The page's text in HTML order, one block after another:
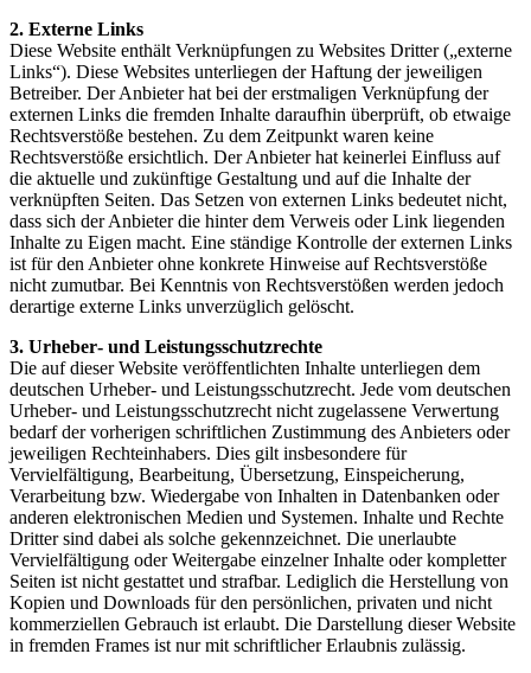
2. Externe Links
Diese Website enthält Verknüpfungen zu Websites Dritter („externe
Links“). Diese Websites unterliegen der Haftung der jeweiligen
Betreiber. Der Anbieter hat bei der erstmaligen Verknüpfung der
externen Links die fremden Inhalte daraufhin überprüft, ob etwaige
Rechtsverstöße bestehen. Zu dem Zeitpunkt waren keine
Rechtsverstöße ersichtlich. Der Anbieter hat keinerlei Einfluss auf
die aktuelle und zukünftige Gestaltung und auf die Inhalte der
verknüpften Seiten. Das Setzen von externen Links bedeutet nicht,
dass sich der Anbieter die hinter dem Verweis oder Link liegenden
Inhalte zu Eigen macht. Eine ständige Kontrolle der externen Links
ist für den Anbieter ohne konkrete Hinweise auf Rechtsverstöße
nicht zumutbar. Bei Kenntnis von Rechtsverstößen werden jedoch
derartige externe Links unverzüglich gelöscht.
3. Urheber‐ und Leistungsschutzrechte
Die auf dieser Website veröffentlichten Inhalte unterliegen dem
deutschen Urheber‐ und Leistungsschutzrecht. Jede vom deutschen
Urheber‐ und Leistungsschutzrecht nicht zugelassene Verwertung
bedarf der vorherigen schriftlichen Zustimmung des Anbieters oder
jeweiligen Rechteinhabers. Dies gilt insbesondere für
Vervielfältigung, Bearbeitung, Übersetzung, Einspeicherung,
Verarbeitung bzw. Wiedergabe von Inhalten in Datenbanken oder
anderen elektronischen Medien und Systemen. Inhalte und Rechte
Dritter sind dabei als solche gekennzeichnet. Die unerlaubte
Vervielfältigung oder Weitergabe einzelner Inhalte oder kompletter
Seiten ist nicht gestattet und strafbar. Lediglich die Herstellung von
Kopien und Downloads für den persönlichen, privaten und nicht
kommerziellen Gebrauch ist erlaubt. Die Darstellung dieser Website
in fremden Frames ist nur mit schriftlicher Erlaubnis zulässig.